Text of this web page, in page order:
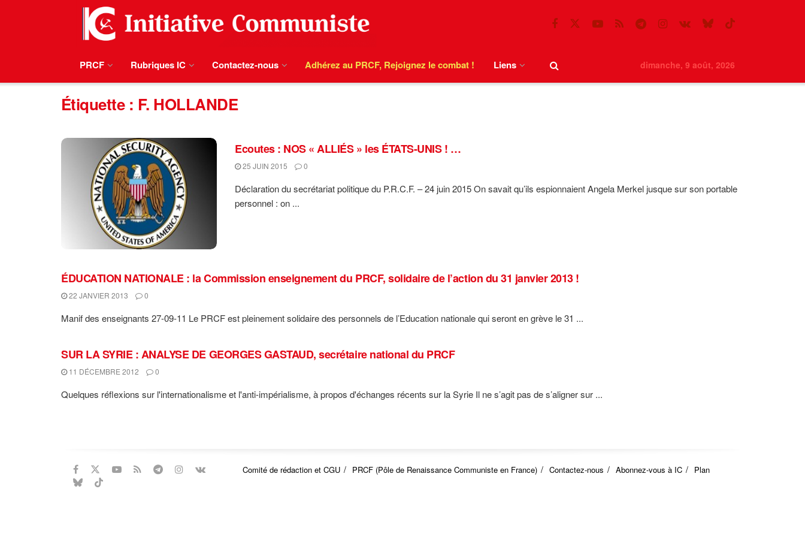
PRCF Rubriques IC Contactez-nous Adhérez au PRCF, Rejoignez le combat ! Liens dimanche, 9 août, 2026
Étiquette : F. HOLLANDE
Ecoutes : NOS « ALLIÉS » les ÉTATS-UNIS ! …
25 JUIN 2015 0
Déclaration du secrétariat politique du P.R.C.F. – 24 juin 2015 On savait qu’ils espionnaient Angela Merkel jusque sur son portable
personnel : on ...
ÉDUCATION NATIONALE : la Commission enseignement du PRCF, solidaire de l’action du 31 janvier 2013 !
22 JANVIER 2013 0
Manif des enseignants 27-09-11 Le PRCF est pleinement solidaire des personnels de l’Education nationale qui seront en grève le 31 ...
SUR LA SYRIE : ANALYSE DE GEORGES GASTAUD, secrétaire national du PRCF
11 DÉCEMBRE 2012 0
Quelques réflexions sur l'internationalisme et l'anti-impérialisme, à propos d'échanges récents sur la Syrie Il ne s’agit pas de s’aligner sur ...
Comité de rédaction et CGU PRCF (Pôle de Renaissance Communiste en France) Contactez-nous Abonnez-vous à IC Plan